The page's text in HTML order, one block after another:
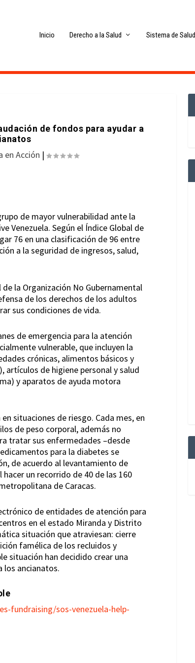
Inicio Derecho a la Salud Sistema de Salud
de fondos para ayudar a
en Acción |
de mayor vulnerabilidad ante la
Venezuela. Según el Índice Global de
76 en una clasificación de 96 entre
a la seguridad de ingresos, salud,
la Organización No Gubernamental
de los derechos de los adultos
sus condiciones de vida.
de emergencia para la atención
vulnerable, que incluyen la
crónicas, alimentos básicos y
artículos de higiene personal y salud
y aparatos de ayuda motora
situaciones de riesgo. Cada mes, en
de peso corporal, además no
tratar sus enfermedades –desde
para la diabetes se
de acuerdo al levantamiento de
un recorrido de 40 de las 160
de Caracas.
de entidades de atención para
en el estado Miranda y Distrito
situación que atraviesan: cierre
famélica de los recluidos y
situación han decidido crear una
los ancianatos.
fundraising/sos-venezuela-help-